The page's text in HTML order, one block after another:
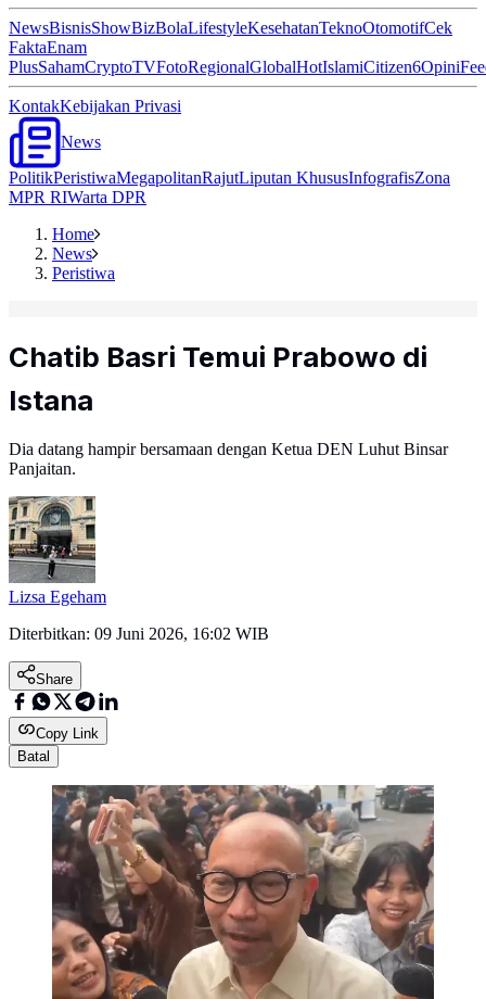
NewsBisnisShowBizBolaLifestyleKesehatanTeknoOtomotifCek
FaktaEnam
PlusSahamCryptoTVFotoRegionalGlobalHotIslamiCitizen6Opini
KontakKebijakan Privasi
News
PolitikPeristiwaMegapolitanRajutLiputan KhususInfografisZona
MPR RIWarta DPR
Home
News
Peristiwa
Chatib Basri Temui Prabowo di
Istana
Dia datang hampir bersamaan dengan Ketua DEN Luhut Binsar
Panjaitan.
Lizsa Egeham
Diterbitkan: 09 Juni 2026, 16:02 WIB
Share
Copy Link
Batal